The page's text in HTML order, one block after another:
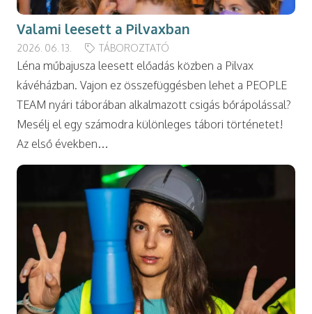
Valami leesett a Pilvaxban
2026. 06. 13. TÁBOROZTATÓ
Léna műbajusza leesett előadás közben a Pilvax
kávéházban. Vajon ez összefüggésben lehet a PEOPLE
TEAM nyári táborában alkalmazott csigás bőrápolással?
Mesélj el egy számodra különleges tábori történetet!
Az első években…